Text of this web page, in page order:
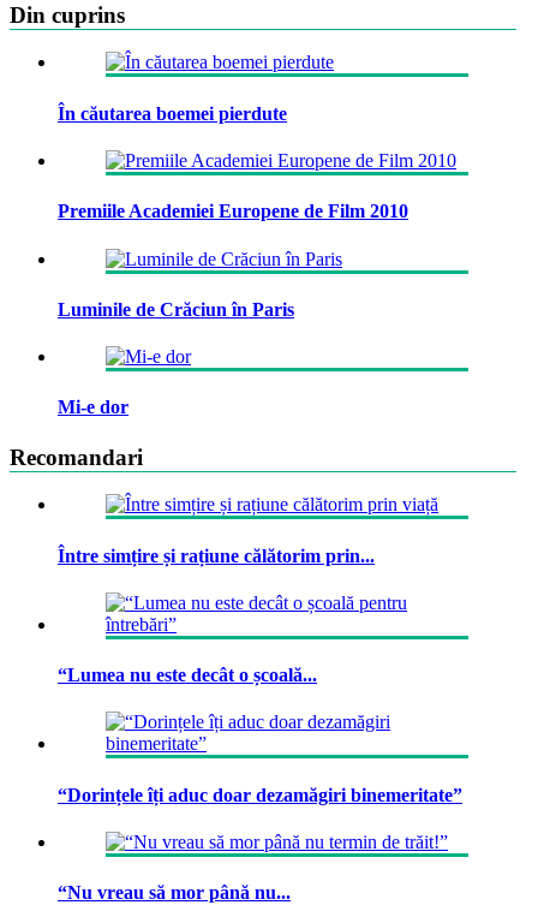
Din cuprins
În căutarea boemei pierdute
Premiile Academiei Europene de Film 2010
Luminile de Crăciun în Paris
Mi-e dor
Recomandari
Între simțire și rațiune călătorim prin...
“Lumea nu este decât o școală...
“Dorințele îți aduc doar dezamăgiri binemeritate”
“Nu vreau să mor până nu...